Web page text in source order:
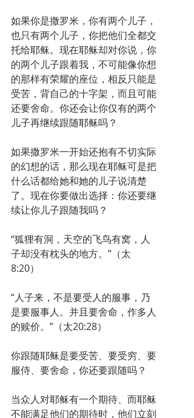
如果你是撒罗米，你有两个儿子，
也只有两个儿子，你把他们全都交
托给耶稣。现在耶稣却对你说，你
的两个儿子跟着我，不可能像你想
的那样有荣耀的座位，相反只能是
受苦，背自己的十字架，而且可能
还要舍命。你还会让你仅有的两个
儿子再继续跟随耶稣吗？
如果撒罗米一开始还抱有不切实际
的幻想的话，那么现在耶稣可是把
什么话都给她和她的儿子说清楚
了。现在你要做出选择：你还要继
续让你儿子跟随我吗？
“狐狸有洞，天空的飞鸟有窝，人
子却没有枕头的地方。”（太
8:20）
“人子来，不是要受人的服事，乃
是要服事人。并且要舍命，作多人
的赎价。”（太20:28）
你跟随耶稣是要受苦、要受穷、要
服侍、要舍命，你还要跟随吗？
当众人对耶稣有一个期待、而耶稣
不能满足他们的期待时，他们立刻